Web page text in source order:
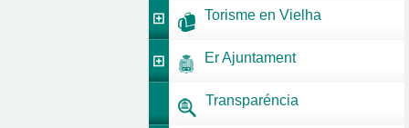
Torisme en Vielha
Er Ajuntament
Transparéncia